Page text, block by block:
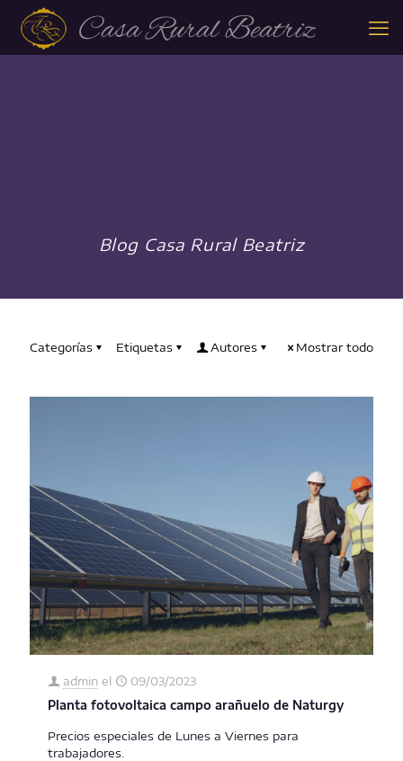
Blog Casa Rural Beatriz
Categorías Etiquetas Autores Mostrar todo
admin el
09/03/2023
Planta fotovoltaica campo arañuelo de Naturgy
Precios especiales de Lunes a Viernes para
trabajadores.